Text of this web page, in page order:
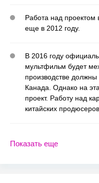
Работа над проектом
еще в 2012 году.
В 2016 году
мультфильм будет
производстве
Канада. Однако на
проект. Работу над
китайских продюсеров.
Показать еще